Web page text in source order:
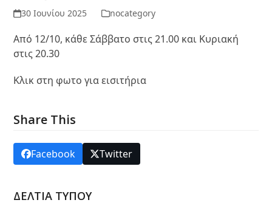
30 Ιουνίου 2025 nocategory
Από 12/10, κάθε Σάββατο στις 21.00 και Κυριακή
στις 20.30
Κλικ στη φωτο για εισιτήρια
Share This
Facebook Twitter
ΔΕΛΤΙΑ ΤΥΠΟΥ